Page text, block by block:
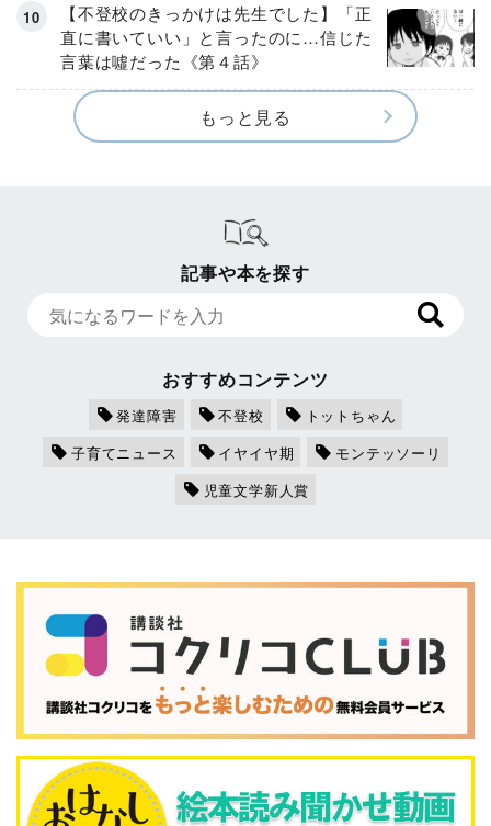
【不登校のきっかけは先生でした】「正
直に書いていい」と言ったのに…信じた
言葉は噓だった《第４話》
もっと見る
記事や本を探す
おすすめコンテンツ
発達障害 不登校
トットちゃん
子育てニュース
イヤイヤ期
モンテッソーリ
児童文学新人賞